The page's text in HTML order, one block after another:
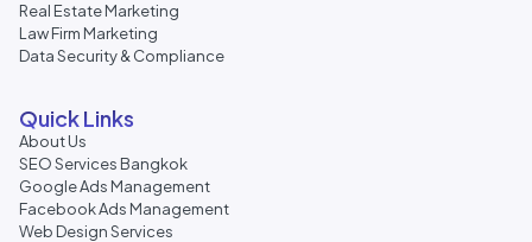
Real Estate Marketing
Law Firm Marketing
Data Security & Compliance
Quick Links
About Us
SEO Services Bangkok
Google Ads Management
Facebook Ads Management
Web Design Services